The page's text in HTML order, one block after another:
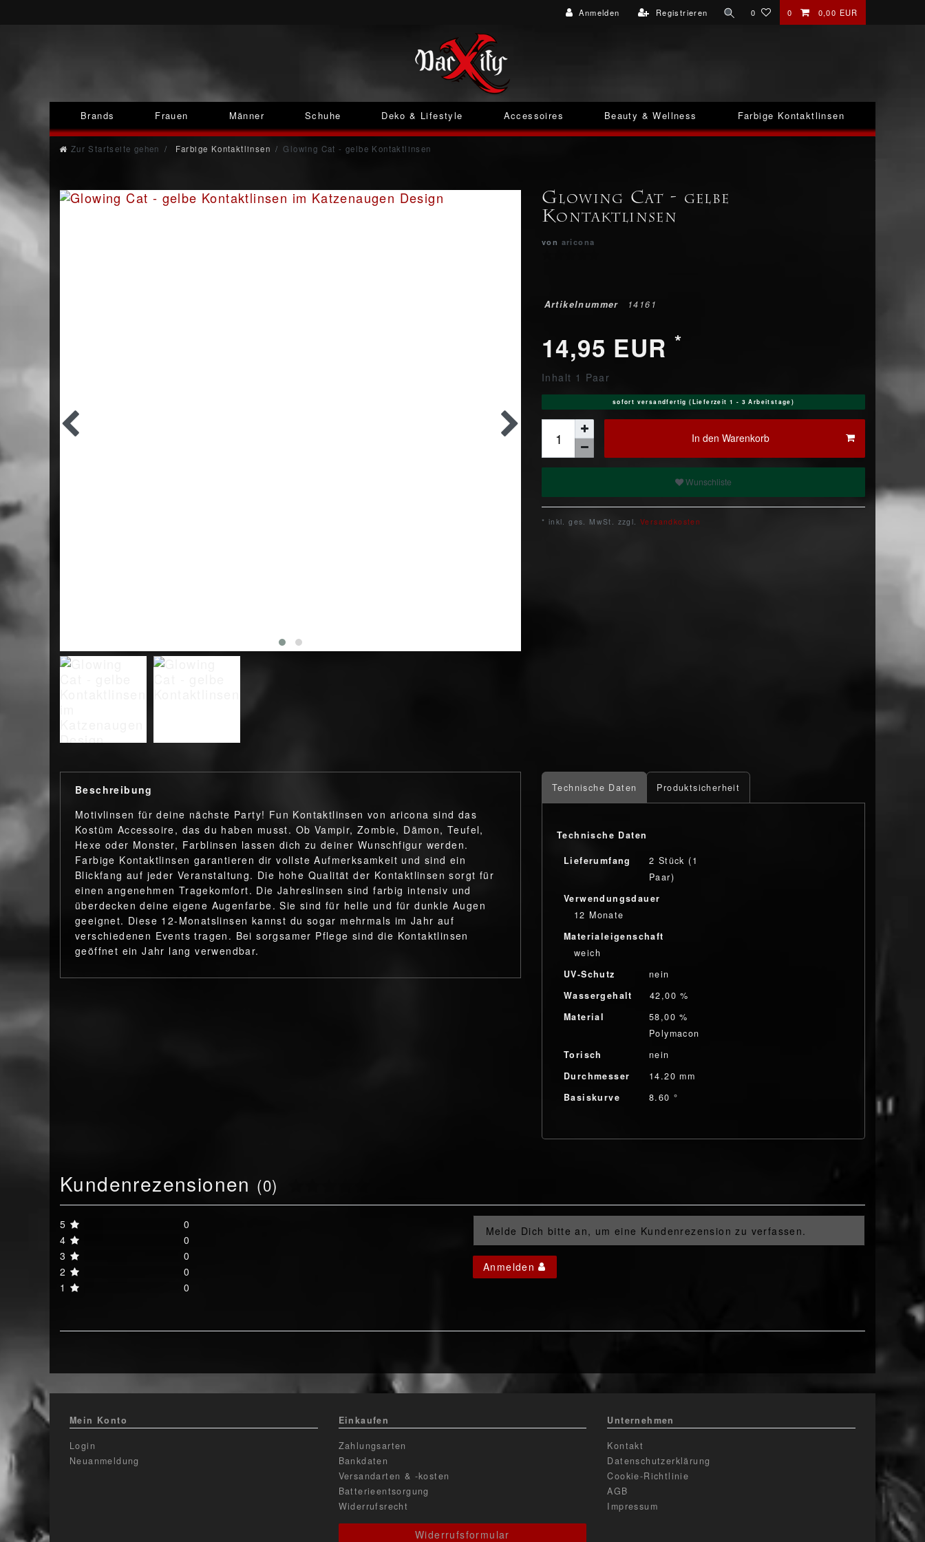
Anmelden Registrieren 0 0 0,00 EUR
Brands Frauen Männer Schuhe Deko & Lifestyle Accessoires Beauty & Wellness Farbige Kontaktlinsen
Zur Startseite gehen Farbige Kontaktlinsen Glowing Cat - gelbe Kontaktlinsen
Glowing Cat - gelbe
Kontaktlinsen
von aricona
Artikelnummer 14161
14,95 EUR *
Inhalt 1 Paar
sofort versandfertig (Lieferzeit 1 - 3 Arbeitstage)
In den Warenkorb
Wunschliste
* inkl. ges. MwSt. zzgl. Versandkosten
Beschreibung
Motivlinsen für deine nächste Party! Fun Kontaktlinsen von aricona sind das
Kostüm Accessoire, das du haben musst. Ob Vampir, Zombie, Dämon, Teufel,
Hexe oder Monster, Farblinsen lassen dich zu deiner Wunschfigur werden.
Farbige Kontaktlinsen garantieren dir vollste Aufmerksamkeit und sind ein
Blickfang auf jeder Veranstaltung. Die hohe Qualität der Kontaktlinsen sorgt für
einen angenehmen Tragekomfort. Die Jahreslinsen sind farbig intensiv und
überdecken deine eigene Augenfarbe. Sie sind für helle und für dunkle Augen
geeignet. Diese 12-Monatslinsen kannst du sogar mehrmals im Jahr auf
verschiedenen Events tragen. Bei sorgsamer Pflege sind die Kontaktlinsen
geöffnet ein Jahr lang verwendbar.
Technische Daten Produktsicherheit
Technische Daten
Lieferumfang
2 Stück (1
Paar)
Verwendungsdauer
12 Monate
Materialeigenschaft
weich
UV-Schutz
nein
Wassergehalt
42,00 %
Material
58,00 %
Polymacon
Torisch
nein
Durchmesser
14.20 mm
Basiskurve
8.60 °
Kundenrezensionen (0)
5
0
4
0
3
0
2
0
1
0
Melde Dich bitte an, um eine Kundenrezension zu verfassen.
Anmelden
Mein Konto
Login
Neuanmeldung
Einkaufen
Zahlungsarten
Bankdaten
Versandarten & -kosten
Batterieentsorgung
Widerrufsrecht
Widerrufsformular
Unternehmen
Kontakt
Datenschutzerklärung
Cookie-Richtlinie
AGB
Impressum